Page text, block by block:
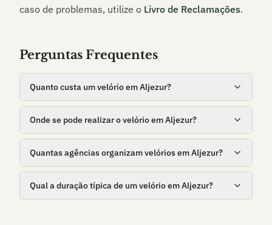
caso de problemas, utilize o Livro de Reclamações.
Perguntas Frequentes
Quanto custa um velório em Aljezur?
Onde se pode realizar o velório em Aljezur?
Quantas agências organizam velórios em Aljezur?
Qual a duração típica de um velório em Aljezur?